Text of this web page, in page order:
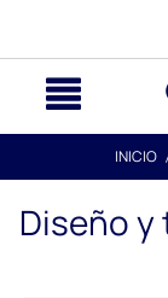
INICIO
Diseño